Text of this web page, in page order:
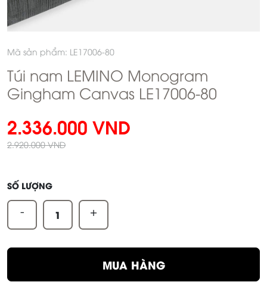
Mã sản phẩm: LE17006-80
Túi nam LEMINO Monogram
Gingham Canvas LE17006-80
2.336.000 VND
2.920.000 VND
SỐ LƯỢNG
- +
MUA HÀNG